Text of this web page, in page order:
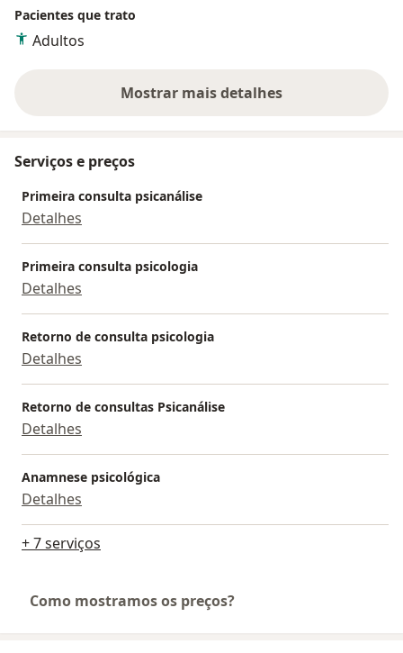
Pacientes que trato
Adultos
Mostrar mais detalhes
sobre a experiência
Serviços e preços
Primeira consulta psicanálise
Detalhes
Primeira consulta psicologia
Detalhes
Retorno de consulta psicologia
Detalhes
Retorno de consultas Psicanálise
Detalhes
Anamnese psicológica
Detalhes
+ 7 serviços
Como mostramos os preços?